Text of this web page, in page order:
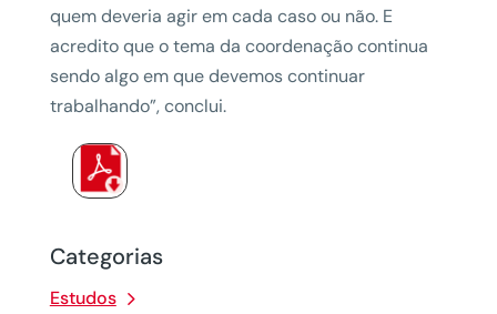
Categorias
Estudos
quem deveria agir em cada caso ou não. E
acredito que o tema da coordenação continua
sendo algo em que devemos continuar
trabalhando”, conclui.